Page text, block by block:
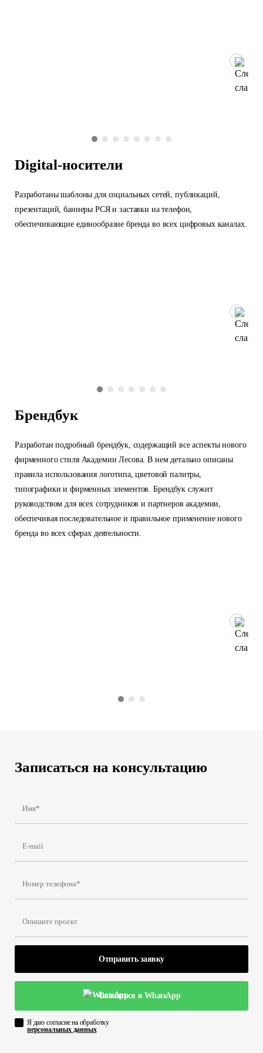
Digital-носители
Разработаны шаблоны для социальных сетей, публикаций,
презентаций, баннеры РСЯ и заставки на телефон,
обеспечивающие единообразие бренда во всех цифровых каналах.
Брендбук
Разработан подробный брендбук, содержащий все аспекты нового
фирменного стиля Академии Лесова. В нем детально описаны
правила использования логотипа, цветовой палитры,
типографики и фирменных элементов. Брендбук служит
руководством для всех сотрудников и партнеров академии,
обеспечивая последовательное и правильное применение нового
бренда во всех сферах деятельности.
Записаться на консультацию
Отправить заявку
Связаться в WhatsApp
Я даю согласие на обработку
персональных данных